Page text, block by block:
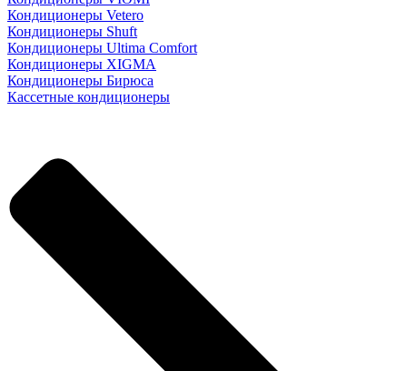
Кондиционеры Vetero
Кондиционеры Shuft
Кондиционеры Ultima Comfort
Кондиционеры XIGMA
Кондиционеры Бирюса
Кассетные кондиционеры